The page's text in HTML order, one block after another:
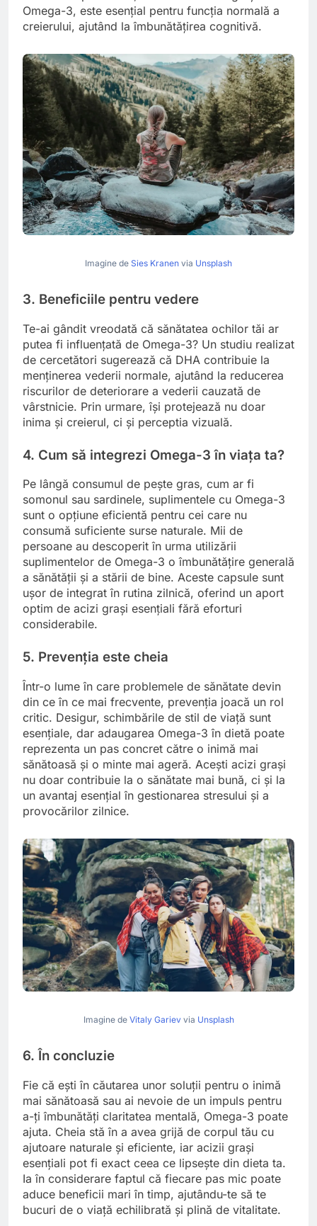
Omega-3, este esențial pentru funcția normală a
creierului, ajutând la îmbunătățirea cognitivă.
Imagine de Sies Kranen via Unsplash
3. Beneficiile pentru vedere
Te-ai gândit vreodată că sănătatea ochilor tăi ar
putea fi influențată de Omega-3? Un studiu realizat
de cercetători sugerează că DHA contribuie la
menținerea vederii normale, ajutând la reducerea
riscurilor de deteriorare a vederii cauzată de
vârstnicie. Prin urmare, își protejează nu doar
inima și creierul, ci și perceptia vizuală.
4. Cum să integrezi Omega-3 în viața ta?
Pe lângă consumul de pește gras, cum ar fi
somonul sau sardinele, suplimentele cu Omega-3
sunt o opțiune eficientă pentru cei care nu
consumă suficiente surse naturale. Mii de
persoane au descoperit în urma utilizării
suplimentelor de Omega-3 o îmbunătățire generală
a sănătății și a stării de bine. Aceste capsule sunt
ușor de integrat în rutina zilnică, oferind un aport
optim de acizi grași esențiali fără eforturi
considerabile.
5. Prevenția este cheia
Într-o lume în care problemele de sănătate devin
din ce în ce mai frecvente, prevenția joacă un rol
critic. Desigur, schimbările de stil de viață sunt
esențiale, dar adaugarea Omega-3 în dietă poate
reprezenta un pas concret către o inimă mai
sănătoasă și o minte mai ageră. Acești acizi grași
nu doar contribuie la o sănătate mai bună, ci și la
un avantaj esențial în gestionarea stresului și a
provocărilor zilnice.
Imagine de Vitaly Garievvia Unsplash
6. În concluzie
Fie că ești în căutarea unor soluții pentru o inimă
mai sănătoasă sau ai nevoie de un impuls pentru
a-ți îmbunătăți claritatea mentală, Omega-3 poate
ajuta. Cheia stă în a avea grijă de corpul tău cu
ajutoare naturale și eficiente, iar acizii grași
esențiali pot fi exact ceea ce lipsește din dieta ta.
Ia în considerare faptul că fiecare pas mic poate
aduce beneficii mari în timp, ajutându-te să te
bucuri de o viață echilibrată și plină de vitalitate.